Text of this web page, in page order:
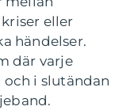
eller
händelser.
där varje
i slutändan